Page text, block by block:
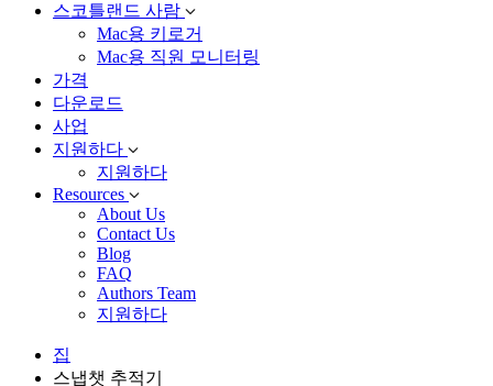
스코틀랜드 사람
Mac용 키로거
Mac용 직원 모니터링
가격
다운로드
사업
지원하다
지원하다
Resources
About Us
Contact Us
Blog
FAQ
Authors Team
지원하다
집
스냅챗 추적기